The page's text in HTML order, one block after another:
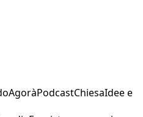
AgoràPodcastChiesaIdee e